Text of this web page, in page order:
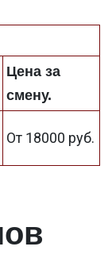
Цена за
смену.
От 18000 руб.